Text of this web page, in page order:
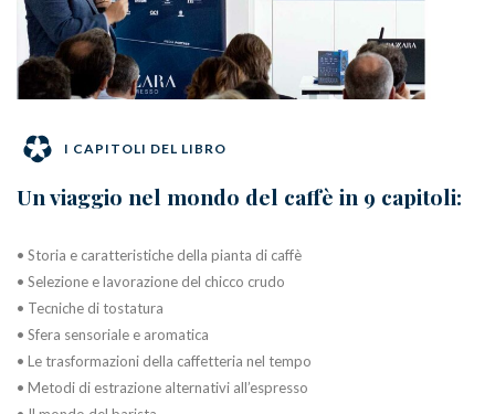
I CAPITOLI DEL LIBRO
Un viaggio nel mondo del caffè in 9 capitoli:
• Storia e caratteristiche della pianta di caffè
• Selezione e lavorazione del chicco crudo
• Tecniche di tostatura
• Sfera sensoriale e aromatica
• Le trasformazioni della caffetteria nel tempo
• Metodi di estrazione alternativi all’espresso